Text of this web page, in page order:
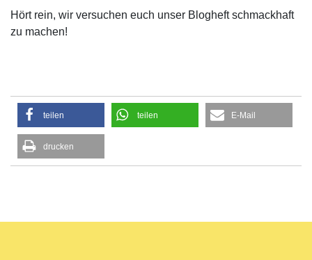
Hört rein, wir versuchen euch unser Blogheft schmackhaft
zu machen!
teilen teilen E-Mail
drucken